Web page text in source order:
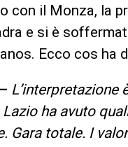
con il Monza, la
e si è
Ecco cos ha
L’interpretazione
ha avuto
Gara totale. I